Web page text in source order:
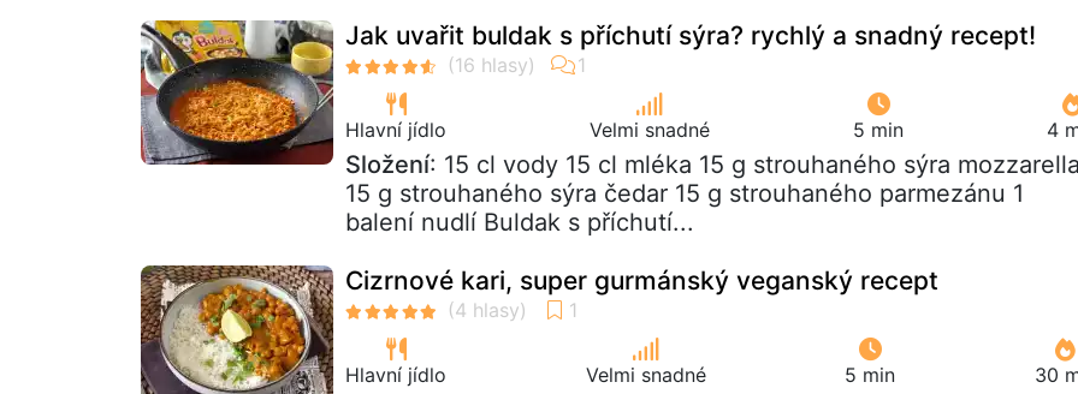
Jak uvařit buldak s příchutí sýra? rychlý a snadný recept!
Hlavní jídlo Velmi snadné 5 min 4
Složení: 15 cl vody 15 cl mléka 15 g strouhaného sýra
15 g strouhaného sýra čedar 15 g strouhaného parmezánu 1
balení nudlí Buldak s příchutí...
Cizrnové kari, super gurmánský veganský recept
Hlavní jídlo Velmi snadné 5 min 30